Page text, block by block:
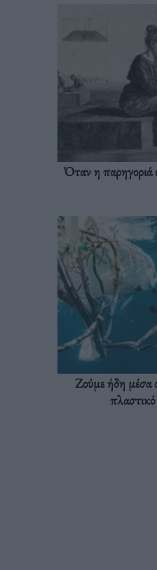
Όταν η παρηγοριά
Ζούμε ήδη μέσα
πλαστικό